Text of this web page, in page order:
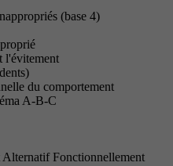
(base 4)
l'évitement
du comportement
A-B-C
Fonctionnellement